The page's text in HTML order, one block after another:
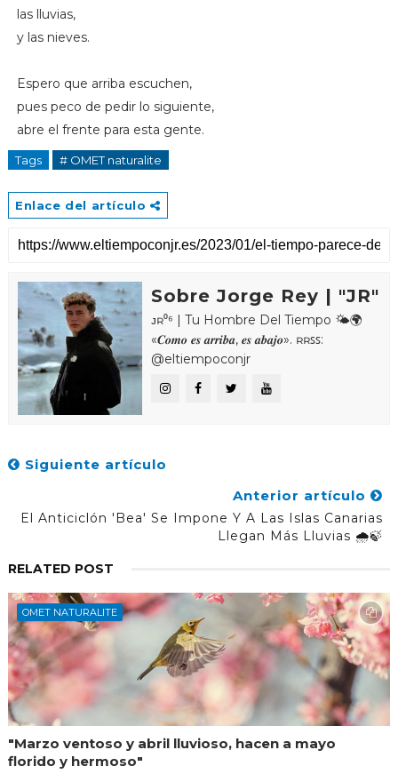
las lluvias,
y las nieves.
Espero que arriba escuchen,
pues peco de pedir lo siguiente,
abre el frente para esta gente.
Tags # OMET naturalite
Enlace del artículo
Sobre Jorge Rey | "JR"
ᴊʀ⁰⁶ | Tu Hombre Del Tiempo 🌤🌍
«𝑪𝒐𝒎𝒐 𝒆𝒔 𝒂𝒓𝒓𝒊𝒃𝒂, 𝒆𝒔 𝒂𝒃𝒂𝒋𝒐». ʀʀꜱꜱ:
@eltiempoconjr
Siguiente artículo
Anterior artículo
El Anticiclón 'Bea' Se Impone Y A Las Islas Canarias
Llegan Más Lluvias 🌧️🍃
RELATED POST
OMET NATURALITE
"Marzo ventoso y abril lluvioso, hacen a mayo
florido y hermoso"